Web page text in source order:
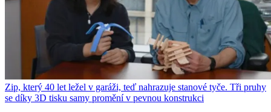
Zip, který 40 let ležel v garáži, teď nahrazuje stanové tyče. Tři pruhy
se díky 3D tisku samy promění v pevnou konstrukci